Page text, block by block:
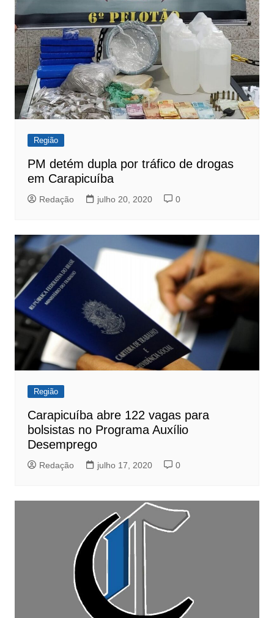
Região
PM detém dupla por tráfico de drogas
em Carapicuíba
Redação julho 20, 2020 0
Região
Carapicuíba abre 122 vagas para
bolsistas no Programa Auxílio
Desemprego
Redação julho 17, 2020 0